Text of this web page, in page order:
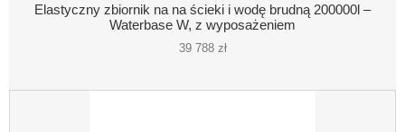
Elastyczny zbiornik na na ścieki i wodę brudną 200000l –
Waterbase W, z wyposażeniem
39 788 zł